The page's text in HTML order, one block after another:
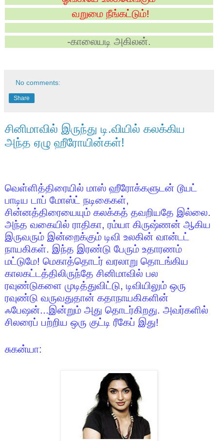
வறுமை நீங்கட்டும்!
-காலையடி அகிலன்.
No comments:
Share
சினிமாவில் இருந்து டி.வியில் கலக்கிய
அந்த ஏழு ஹீரோயின்கள்!
வெள்ளித்திரையில் மாஸ் ஹீரோக்களுடன் டூயட்
பாடிய டாப் மோஸ்ட் நடிகைகள்,
சின்னத்திரையையும் கலக்கத் தவறியதே இல்லை.
அந்த வகையில் ராதிகா, ரம்யா கிருஷ்ணன் ஆகிய
இருவரும் இன்றைக்கும் டிவி உலகின் வான்டட்
நாயகிகள். இந்த இரண்டு பேரும் உதாரணம்
மட்டுமே! மெகாத்தொடர் வரலாறு தொடங்கிய
காலகட்டத்திலிருந்தே சினிமாவில் பல
ரவுண்டுகளை முடித்துவிட்டு, டிவியிலும் ஒரு
ரவுண்டு வருவதுதான் கதாநாயகிகளின்
ஃபேஷன்...இன்றும் அது தொடர்கிறது. அவர்களில்
சிலரைப் பற்றிய ஒரு குட்டி ரீகேப் இது!
சுகன்யா: